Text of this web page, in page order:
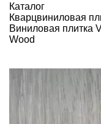
Каталог
Кварцвиниловая
Виниловая плитка
Wood